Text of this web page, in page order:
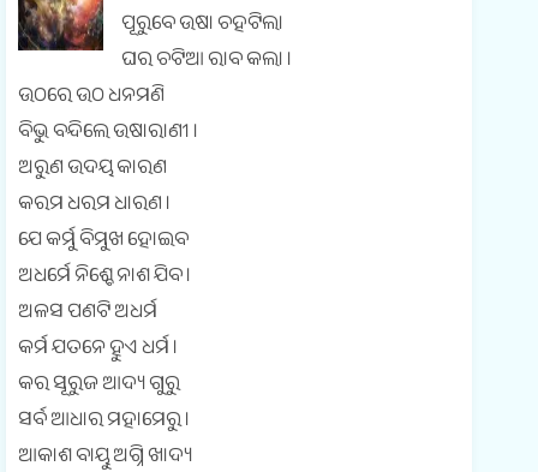
ପୂରୁବେ ଉଷା ଚହଟିଲା
ଘର ଚଟିଆ ରାବ କଲା ।
ଉଠରେ ଉଠ ଧନମଣି
ବିଭୁ ବନ୍ଦିଲେ ଉଷାରାଣୀ ।
ଅରୁଣ ଉଦୟ କାରଣ
କରମ ଧରମ ଧାରଣ ।
ଯେ କର୍ମୁ ବିମୁଖ ହୋଇବ
ଅଧର୍ମେ ନିଶ୍ଚେ ନାଶ ଯିବ ।
ଅଳସ ପଣଟି ଅଧର୍ମ
କର୍ମ ଯତନେ ହୁଏ ଧର୍ମ ।
କର ସୂରୁଜ ଆଦ୍ୟ ଗୁରୁ
ସର୍ବ ଆଧାର ମହାମେରୁ ।
ଆକାଶ ବାୟୁ ଅଗ୍ନି ଖାଦ୍ୟ